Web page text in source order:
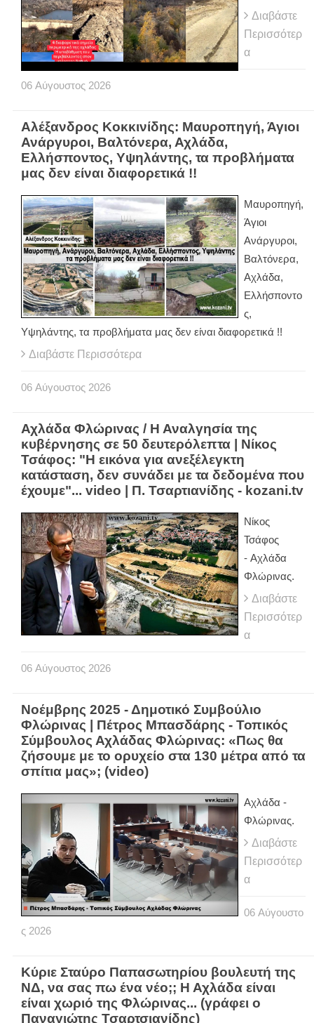
Διαβάστε
Περισσότερ
α
06 Αύγουστος 2026
Αλέξανδρος Κοκκινίδης: Μαυροπηγή, Άγιοι
Ανάργυροι, Βαλτόνερα, Αχλάδα,
Ελλήσποντος, Υψηλάντης, τα προβλήματα
μας δεν είναι διαφορετικά !!
Μαυροπηγή,
Άγιοι
Ανάργυροι,
Βαλτόνερα,
Αχλάδα,
Ελλήσποντο
ς,
Υψηλάντης, τα προβλήματα μας δεν είναι διαφορετικά !!
Διαβάστε Περισσότερα
06 Αύγουστος 2026
Αχλάδα Φλώρινας / Η Αναλγησία της
κυβέρνησης σε 50 δευτερόλεπτα | Νίκος
Τσάφος: "Η εικόνα για ανεξέλεγκτη
κατάσταση, δεν συνάδει με τα δεδομένα που
έχουμε"... video | Π. Τσαρτιανίδης - kozani.tv
Νίκος
Τσάφος
- Αχλάδα
Φλώρινας.
Διαβάστε
Περισσότερ
α
06 Αύγουστος 2026
Νοέμβρης 2025 - Δημοτικό Συμβούλιο
Φλώρινας | Πέτρος Μπασδάρης - Τοπικός
Σύμβουλος Αχλάδας Φλώρινας: «Πως θα
ζήσουμε με το ορυχείο στα 130 μέτρα από τα
σπίτια μας»; (video)
Αχλάδα -
Φλώρινας.
Διαβάστε
Περισσότερ
α
06 Αύγουστο
ς 2026
Κύριε Σταύρο Παπασωτηρίου βουλευτή της
ΝΔ, να σας πω ένα νέο;; Η Αχλάδα είναι
είναι χωριό της Φλώρινας... (γράφει ο
Παναγιώτης Τσαρτσιανίδης)